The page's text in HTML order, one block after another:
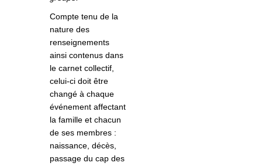
Compte tenu de la
nature des
renseignements
ainsi contenus dans
le carnet collectif,
celui-ci doit être
changé à chaque
événement affectant
la famille et chacun
de ses membres :
naissance, décès,
passage du cap des